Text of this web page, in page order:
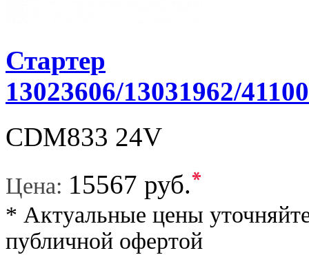
Стартер
13023606/13031962/
CDM833 24V
Цена: 15567 руб.*
* Актуальные цены
публичной офертой